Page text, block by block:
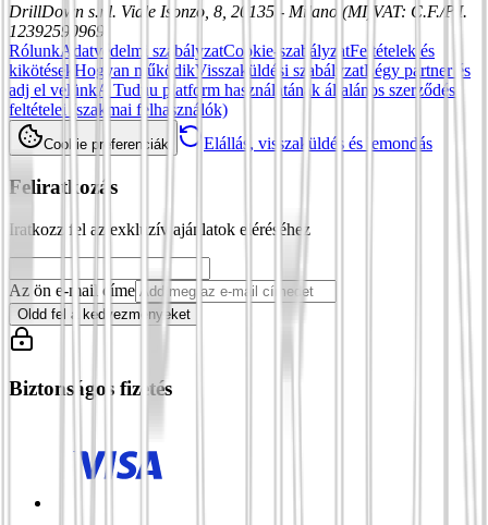
DrillDown s.r.l. Viale Isonzo, 8, 20135 - Milano (MI) VAT: C.F./P.I.
12392590969
RólunkAdatvédelmi szabályzatCookie-szabályzatFeltételek és
kikötések Hogyan működikVisszaküldési szabályzatLégy partner és
adj el velünkA Tuduu platform használatának általános szerződési
feltételei (szakmai felhasználók)
Cookie preferenciák Elállás, visszaküldés és lemondás
Feliratkozás
Iratkozz fel az exkluzív ajánlatok eléréséhez
Az ön e-mail címe
Oldd fel a kedvezményeket
Biztonságos fizetés